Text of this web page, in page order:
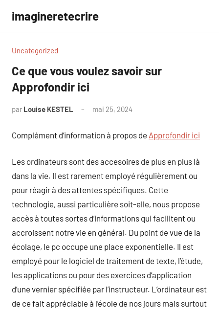
contenu
imagineretecrire
Uncategorized
Ce que vous voulez savoir sur
Approfondir ici
par Louise KESTEL mai 25, 2024
Complément d’information à propos de Approfondir ici
Les ordinateurs sont des accesoires de plus en plus là
dans la vie. Il est rarement employé régulièrement ou
pour réagir à des attentes spécifiques. Cette
technologie, aussi particulière soit-elle, nous propose
accès à toutes sortes d’informations qui facilitent ou
accroissent notre vie en général. Du point de vue de la
écolage, le pc occupe une place exponentielle. Il est
employé pour le logiciel de traitement de texte, l’étude,
les applications ou pour des exercices d’application
d’une vernier spécifiée par l’instructeur. L’ordinateur est
de ce fait appréciable à l’école de nos jours mais surtout